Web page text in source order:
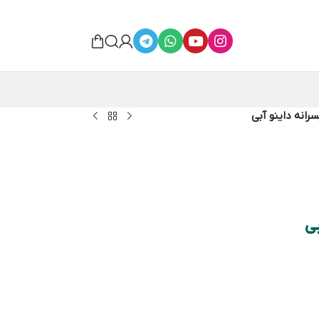
داینو آبی